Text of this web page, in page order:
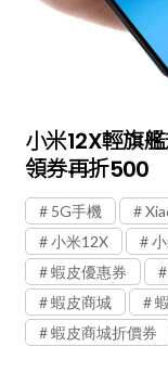
小米12X輕旗
領券再折500
5G手機
小米12X
蝦皮優惠券
蝦皮商城
蝦皮商城折價券